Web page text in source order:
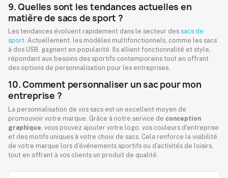
9. Quelles sont les tendances actuelles en
matière de sacs de sport ?
Les tendances évoluent rapidement dans le secteur des sacs de
sport. Actuellement, les modèles multifonctionnels, comme les sacs
à dos USB, gagnent en popularité. Ils allient fonctionnalité et style,
répondant aux besoins des sportifs contemporains tout en offrant
des options de personnalisation pour les entreprises.
10. Comment personnaliser un sac pour mon
entreprise ?
La personnalisation de vos sacs est un excellent moyen de
promouvoir votre marque. Grâce à notre service de conception
graphique , vous pouvez ajouter votre logo, vos couleurs d'entreprise
et des motifs uniques à votre choix de sacs. Cela renforce la visibilité
de votre marque lors d'événements sportifs ou d'activités de loisirs,
tout en offrant à vos clients un produit de qualité.